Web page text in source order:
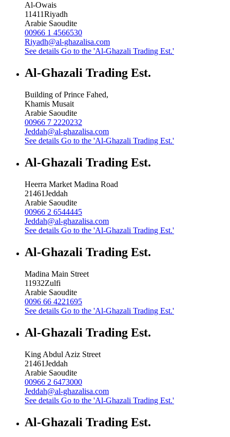
Al-Owais
11411Riyadh
Arabie Saoudite
00966 1 4566530
Riyadh@al-ghazalisa.com
See details Go to the 'Al-Ghazali Trading Est.'
Al-Ghazali Trading Est.
Building of Prince Fahed,
Khamis Musait
Arabie Saoudite
00966 7 2220232
Jeddah@al-ghazalisa.com
See details Go to the 'Al-Ghazali Trading Est.'
Al-Ghazali Trading Est.
Heerra Market Madina Road
21461Jeddah
Arabie Saoudite
00966 2 6544445
Jeddah@al-ghazalisa.com
See details Go to the 'Al-Ghazali Trading Est.'
Al-Ghazali Trading Est.
Madina Main Street
11932Zulfi
Arabie Saoudite
0096 66 4221695
See details Go to the 'Al-Ghazali Trading Est.'
Al-Ghazali Trading Est.
King Abdul Aziz Street
21461Jeddah
Arabie Saoudite
00966 2 6473000
Jeddah@al-ghazalisa.com
See details Go to the 'Al-Ghazali Trading Est.'
Al-Ghazali Trading Est.